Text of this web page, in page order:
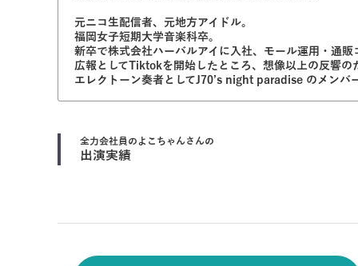
元ニコ生配信者、元地方アイドル。
福岡女子短期大学音楽科卒。
新卒で株式会社ハーバルアイに入社、モール運用・通
広報としてTiktokを開始したところ、想像以上の反響
エレクトーン奏者としてJ70’s night paradise のメンバ
全力会社員のよこちゃん さんの
出演実績